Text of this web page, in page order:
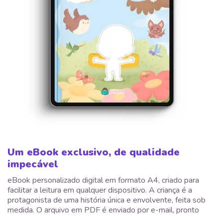
Um eBook exclusivo, de qualidade
impecável
eBook personalizado digital em formato A4, criado para
facilitar a leitura em qualquer dispositivo. A criança é a
protagonista de uma história única e envolvente, feita sob
medida. O arquivo em PDF é enviado por e-mail, pronto